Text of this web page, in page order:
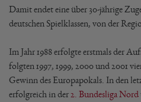
Damit endet eine über 30-jährige
deutschen Spielklassen, von der
Im Jahr 1988 erfolgte erstmals der
folgten 1997, 1999, 2000 und 2001
Gewinn des Europapokals. In den
erfolgreich in der 2. Bundesliga Nord